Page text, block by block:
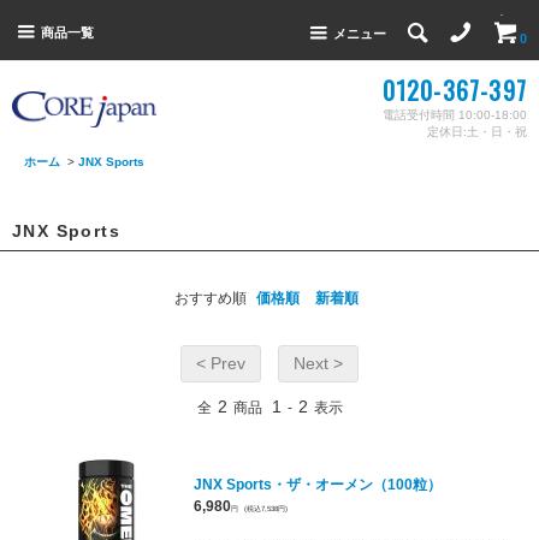
商品一覧 メニュー 0
0120-367-397
電話受付時間 10:00-18:00
定休日:土・日・祝
ホーム > JNX Sports
JNX Sports
おすすめ順 価格順 新着順
< Prev Next >
全 2 商品 1 - 2 表示
JNX Sports・ザ・オーメン（100粒）
6,980円 (税込7,538円)